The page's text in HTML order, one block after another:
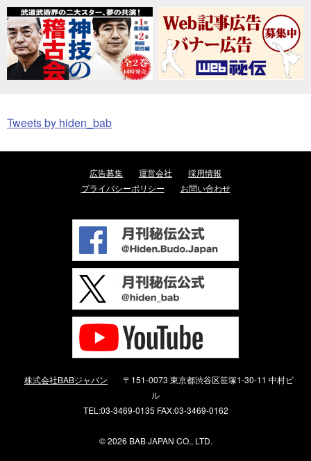
Tweets by hiden_bab
広告募集 運営会社
採用情報
プライバシーポリシー
お問い合わせ
株式会社BABジャパン
〒151-0073 東京都渋谷区笹塚1-30-11 中村ビ
ル
TEL:03-3469-0135 FAX:03-3469-0162
©2026 BAB JAPAN CO., LTD.